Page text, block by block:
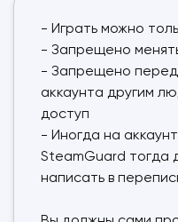
- Играть можно
- Запрещено
- Запрещено
аккаунта другим
доступ
- Иногда на
SteamGuard тогда
написать в